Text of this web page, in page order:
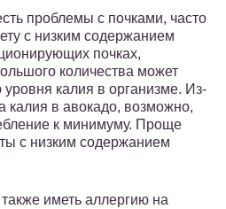
проблемы с почками, часто
с низким содержанием
почках,
количества может
калия в организме. Из-
калия в авокадо, возможно,
к минимуму. Проще
с низким содержанием
иметь аллергию на